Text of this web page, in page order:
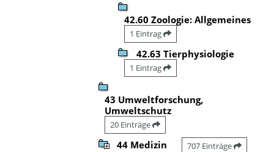
42.60 Zoologie: Allgemeines
1 Eintrag
42.63 Tierphysiologie
1 Eintrag
43 Umweltforschung,
Umweltschutz
20 Einträge
44 Medizin 707 Einträge